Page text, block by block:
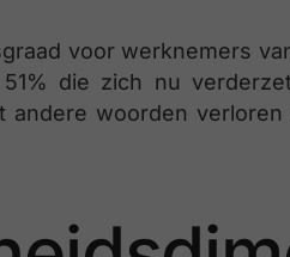
voor werknemers
die zich nu
woorden